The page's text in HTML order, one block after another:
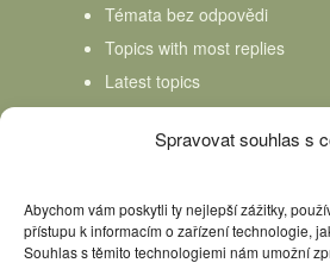
Spravovat souhlas s
Abychom vám poskytli ty nejlepší zážitky,
přístupu k informacím o zařízení technologie,
Souhlas s těmito technologiemi nám umožní
Témata bez odpovědi
Topics with most replies
Latest topics
Topics Freshness